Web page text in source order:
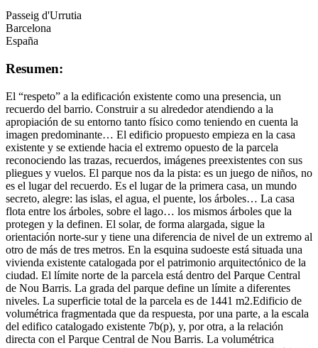
Passeig d'Urrutia
Barcelona
España
Resumen:
El “respeto” a la edificación existente como una presencia, un
recuerdo del barrio. Construir a su alrededor atendiendo a la
apropiación de su entorno tanto físico como teniendo en cuenta la
imagen predominante… El edificio propuesto empieza en la casa
existente y se extiende hacia el extremo opuesto de la parcela
reconociendo las trazas, recuerdos, imágenes preexistentes con sus
pliegues y vuelos. El parque nos da la pista: es un juego de niños, no
es el lugar del recuerdo. Es el lugar de la primera casa, un mundo
secreto, alegre: las islas, el agua, el puente, los árboles… La casa
flota entre los árboles, sobre el lago… los mismos árboles que la
protegen y la definen. El solar, de forma alargada, sigue la
orientación norte-sur y tiene una diferencia de nivel de un extremo al
otro de más de tres metros. En la esquina sudoeste está situada una
vivienda existente catalogada por el patrimonio arquitectónico de la
ciudad. El límite norte de la parcela está dentro del Parque Central
de Nou Barris. La grada del parque define un límite a diferentes
niveles. La superficie total de la parcela es de 1441 m2.Edificio de
volumétrica fragmentada que da respuesta, por una parte, a la escala
del edifico catalogado existente 7b(p), y, por otra, a la relación
directa con el Parque Central de Nou Barris. La volumétrica